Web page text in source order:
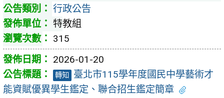
行政公告
特教組
315
2026-01-20
轉知
臺北市115學年度國民中學藝術才
能資賦優異學生鑑定、聯合招生鑑定簡章